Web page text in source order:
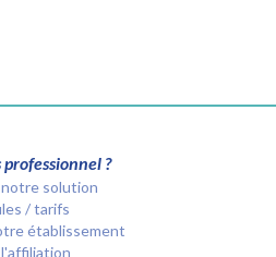
professionnel ?
solution
/ tarifs
établissement